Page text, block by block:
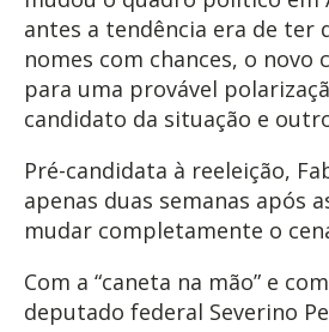
antes a tendência era de ter
nomes com chances, o novo
para uma provável
candidato da situação e
Pré-candidata à reeleição,
apenas duas semanas após
mudar completamente o
Com a “caneta na mão” e
deputado federal Severino